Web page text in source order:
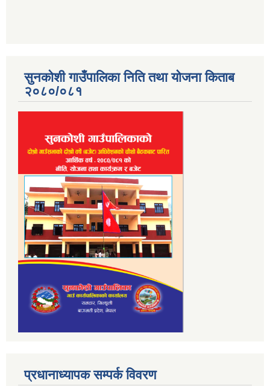
सुनकोशी गाउँपालिका निति तथा योजना किताब
२०८०/०८१
प्रधानाध्यापक सम्पर्क विवरण